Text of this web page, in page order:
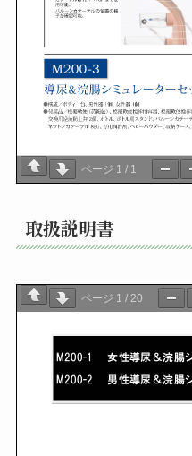
ページ 1 / 1
取扱説明書
ページ 1 / 20